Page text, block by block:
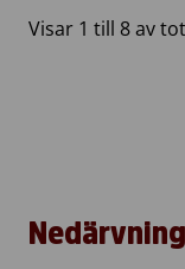
Visar 1 till 8 av